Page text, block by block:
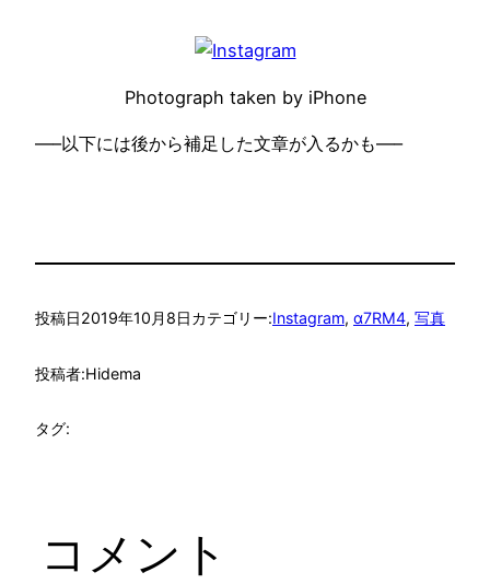
Photograph taken by iPhone
—–以下には後から補足した文章が入るかも—–
投稿日2019年10月8日カテゴリー:Instagram, α7RM4, 写真
投稿者:Hidema
タグ:
コメント